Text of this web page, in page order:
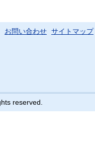
お問い合わせ サイトマップ
reserved.